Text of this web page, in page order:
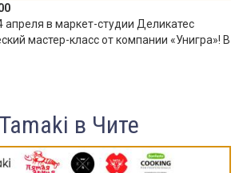
апреля в маркет-студии Деликатес
мастер-класс от компании «Унигра»! В
в Чите